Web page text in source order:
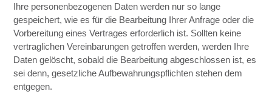
Ihre personenbezogenen Daten werden nur so lange
gespeichert, wie es für die Bearbeitung Ihrer Anfrage oder die
Vorbereitung eines Vertrages erforderlich ist. Sollten keine
vertraglichen Vereinbarungen getroffen werden, werden Ihre
Daten gelöscht, sobald die Bearbeitung abgeschlossen ist, es
sei denn, gesetzliche Aufbewahrungspflichten stehen dem
entgegen.